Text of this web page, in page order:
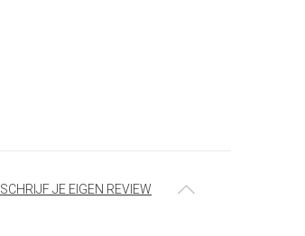
SCHRIJF JE EIGEN REVIEW